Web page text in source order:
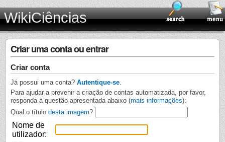
WikiCiências
Criar uma conta ou entrar
Criar conta
Já possui uma conta? Autentique-se
Para ajudar a prevenir a criação de contas automatizada, por favor,
responda à questão apresentada abaixo (mais informações):
Qual o título desta imagem?
Nome de
utilizador: